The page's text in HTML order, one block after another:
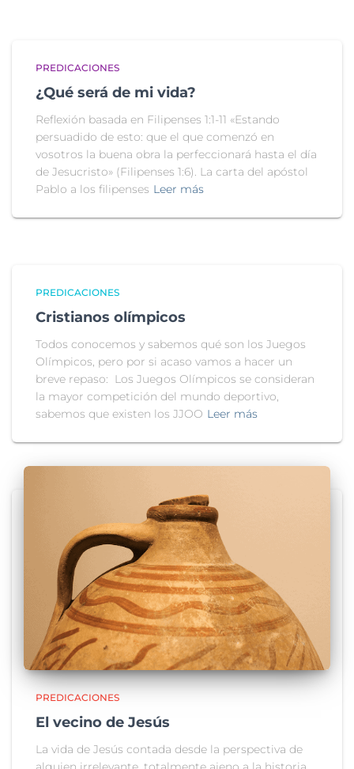
PREDICACIONES
¿Qué será de mi vida?
Reflexión basada en Filipenses 1:1-11 «Estando
persuadido de esto: que el que comenzó en
vosotros la buena obra la perfeccionará hasta el día
de Jesucristo» (Filipenses 1:6). La carta del apóstol
Pablo a los filipenses Leer más
PREDICACIONES
Cristianos olímpicos
Todos conocemos y sabemos qué son los Juegos
Olímpicos, pero por si acaso vamos a hacer un
breve repaso: Los Juegos Olímpicos se consideran
la mayor competición del mundo deportivo,
sabemos que existen los JJOO Leer más
PREDICACIONES
El vecino de Jesús
La vida de Jesús contada desde la perspectiva de